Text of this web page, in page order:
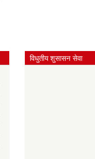
विधुतीय शुसासन सेवा